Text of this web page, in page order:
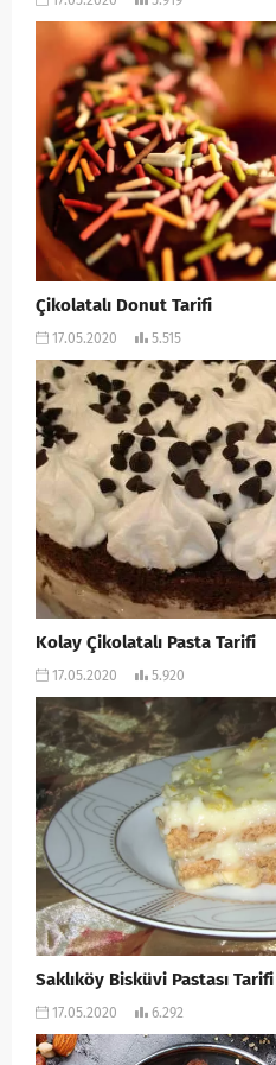
Çikolatalı Donut Tarifi
17.05.2020 5.515
Kolay Çikolatalı Pasta Tarifi
17.05.2020 5.920
Saklıköy Bisküvi Pastası Tarifi
17.05.2020 6.292